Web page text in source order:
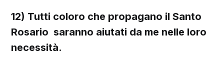
12) Tutti coloro che propagano il Santo
Rosario saranno aiutati da me nelle loro
necessità.